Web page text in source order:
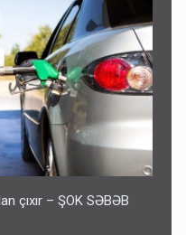
çıxır – ŞOK SƏBƏB